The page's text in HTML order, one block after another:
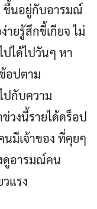
ขึ้นอยู่กับอารมณ์
ายรู้สึกขี้เกียจ ไม่
ได้ไปวันๆ หา
อปตาม
ปกับความ
วงนี้รายได้ดร็อป
นมีเจ้าของ ที่คุยๆ
ดูอารมณ์คน
แรง